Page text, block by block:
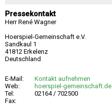
Pressekontakt
Herr René Wagner
Hoerspiel-Gemeinschaft e.V.
Sandkaul 1
41812 Erkelenz
Deutschland
E-Mail:
Kontakt aufnehmen
Web:
hoerspiel-gemeinschaft.de
Tel:
02164 / 702500
Fax: